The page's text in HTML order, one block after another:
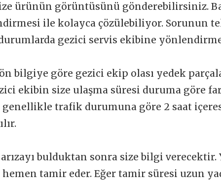
ürünün görüntüsünü gönderebilirsiniz.
ile kolayca çözülebiliyor. Sorunun
gezici servis ekibine
bilgiye göre gezici ekip olası yedek
ekibin size ulaşma süresi duruma göre
genellikle trafik durumuna göre 2 saat
bulduktan sonra size bilgi
tamir eder. Eğer tamir süresi uzun